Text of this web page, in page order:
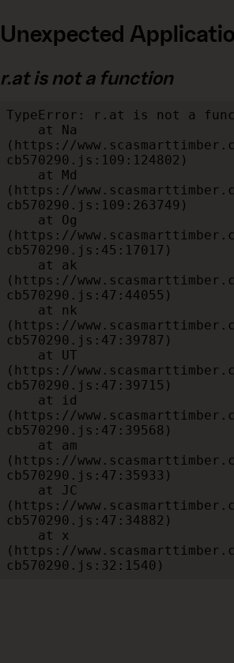
Unexpected
r.at is not a function
TypeError: r.at is not a
(https://
cb570290.js:109:124802)
(https://
cb570290.js:109:263749)
(https://
cb570290.js:45:17017)
(https://
cb570290.js:47:44055)
(https://
cb570290.js:47:39787)
(https://
cb570290.js:47:39715)
(https://
cb570290.js:47:39568)
(https://
cb570290.js:47:35933)
(https://
cb570290.js:47:34882)
(https://
cb570290.js:32:1540)